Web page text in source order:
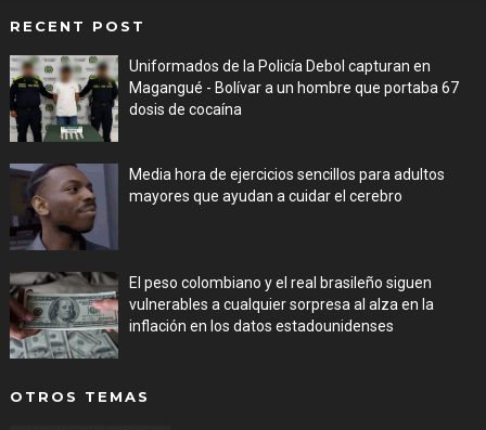
RECENT POST
Uniformados de la Policía Debol capturan en
Magangué - Bolívar a un hombre que portaba 67
dosis de cocaína
Media hora de ejercicios sencillos para adultos
mayores que ayudan a cuidar el cerebro
El peso colombiano y el real brasileño siguen
vulnerables a cualquier sorpresa al alza en la
inflación en los datos estadounidenses
OTROS TEMAS